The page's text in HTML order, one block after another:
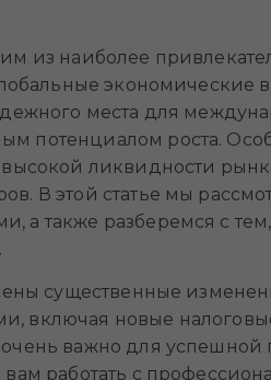
из наиболее
экономические
места для
потенциалом роста.
высокой ликвидности
В этой статье мы
также разберемся с
существенные
включая новые
важно для успешной
работать с